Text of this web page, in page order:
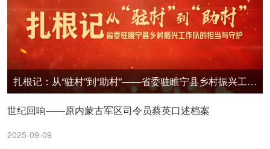
扎根记：从“驻村”到“助村”——省委驻睢宁县乡村振兴工作队的担当与守护
世纪回响——原内蒙古军区司令员蔡英口述档案
2025-09-09